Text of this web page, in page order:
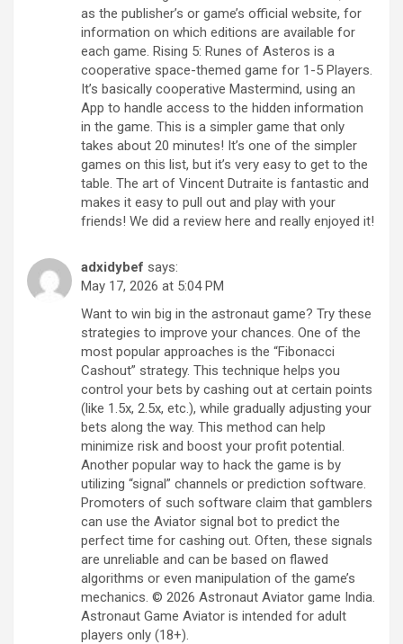
as the publisher’s or game’s official website, for
information on which editions are available for
each game. Rising 5: Runes of Asteros is a
cooperative space-themed game for 1-5 Players.
It’s basically cooperative Mastermind, using an
App to handle access to the hidden information
in the game. This is a simpler game that only
takes about 20 minutes! It’s one of the simpler
games on this list, but it’s very easy to get to the
table. The art of Vincent Dutraite is fantastic and
makes it easy to pull out and play with your
friends! We did a review here and really enjoyed it!
adxidybef says:
May 17, 2026 at 5:04 PM
Want to win big in the astronaut game? Try these
strategies to improve your chances. One of the
most popular approaches is the “Fibonacci
Cashout” strategy. This technique helps you
control your bets by cashing out at certain points
(like 1.5x, 2.5x, etc.), while gradually adjusting your
bets along the way. This method can help
minimize risk and boost your profit potential.
Another popular way to hack the game is by
utilizing “signal” channels or prediction software.
Promoters of such software claim that gamblers
can use the Aviator signal bot to predict the
perfect time for cashing out. Often, these signals
are unreliable and can be based on flawed
algorithms or even manipulation of the game’s
mechanics. © 2026 Astronaut Aviator game India.
Astronaut Game Aviator is intended for adult
players only (18+).